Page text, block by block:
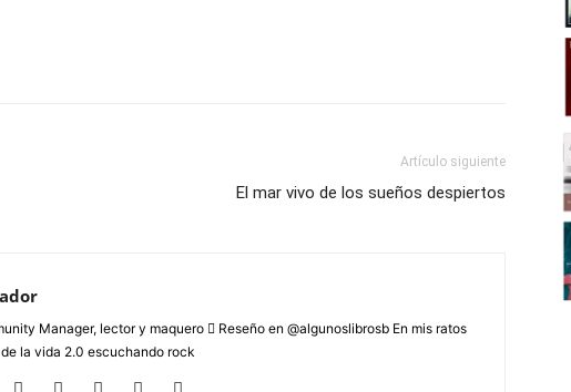
Artículo siguiente
El mar vivo de los sueños despiertos
Manager, lector y maquero  Reseño en @algunoslibrosb En mis ratos
la vida 2.0 escuchando rock